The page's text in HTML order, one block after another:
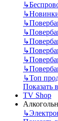
↳
↳
↳
↳
↳
↳
↳
↳
↳Топ
Показать
TV Shop
↳